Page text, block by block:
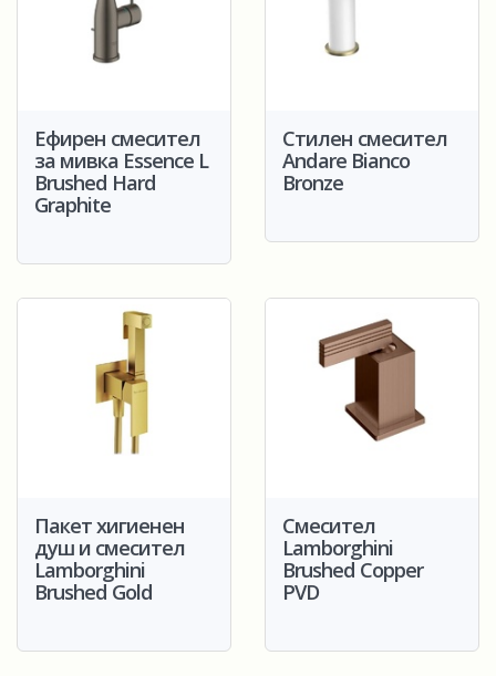
Ефирен смесител
за мивка Essence L
Brushed Hard
Graphite
Стилен смесител
Andare Bianco
Bronze
Пакет хигиенен
душ и смесител
Lamborghini
Brushed Gold
Смесител
Lamborghini
Brushed Copper
PVD